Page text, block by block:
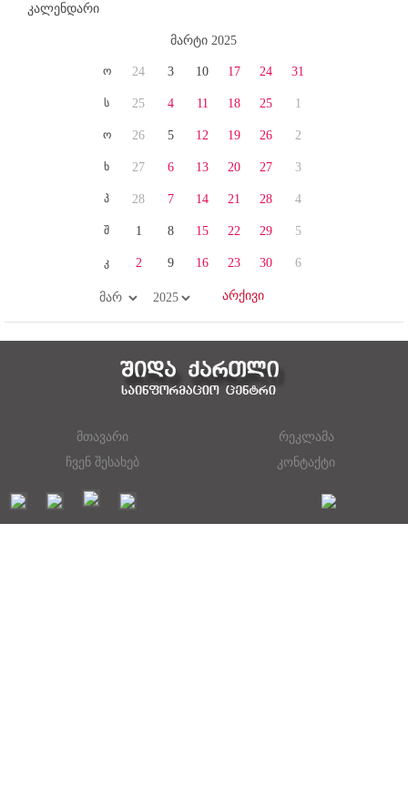
კალენდარი
მარტი 2025
ო
ს
ო
ხ
პ
შ
კ
24
25
26
27
28
1
2
3
4
5
6
7
8
9
10
11
12
13
14
15
16
17
18
19
20
21
22
23
24
25
26
27
28
29
30
31
1
2
3
4
5
6
მთავარი
რეკლამა
ჩვენ შესახებ
კონტაქტი